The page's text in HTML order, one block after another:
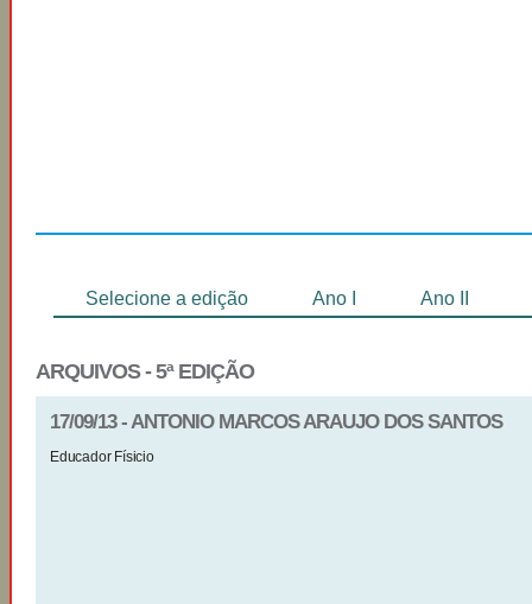
Selecione a edição Ano I Ano II
ARQUIVOS - 5ª EDIÇÃO
17/09/13 - ANTONIO MARCOS ARAUJO DOS SANTOS
Educador Físicio